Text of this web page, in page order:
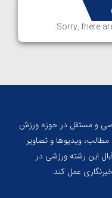
Sorry, there
و مستقل در حوزه ورزش
ویدیوها و تصاویر
این رشته ورزشی در
عمل کند.